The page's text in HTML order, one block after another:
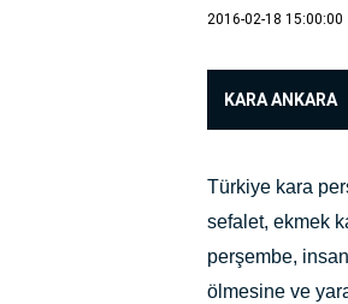
2016-02-18 15:00:00
KARA ANKARA
Türkiye kara
sefalet, ekmek
perşembe,
ölmesine ve